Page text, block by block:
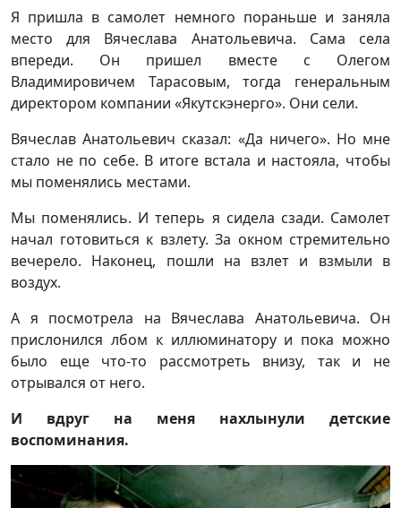
Я пришла в самолет немного пораньше и заняла
место для Вячеслава Анатольевича. Сама села
впереди. Он пришел вместе с Олегом
Владимировичем Тарасовым, тогда генеральным
директором компании «Якутскэнерго». Они сели.
Вячеслав Анатольевич сказал: «Да ничего». Но мне
стало не по себе. В итоге встала и настояла, чтобы
мы поменялись местами.
Мы поменялись. И теперь я сидела сзади. Самолет
начал готовиться к взлету. За окном стремительно
вечерело. Наконец, пошли на взлет и взмыли в
воздух.
А я посмотрела на Вячеслава Анатольевича. Он
прислонился лбом к иллюминатору и пока можно
было еще что-то рассмотреть внизу, так и не
отрывался от него.
И вдруг на меня нахлынули детские
воспоминания.